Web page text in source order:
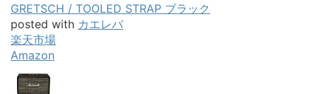
GRETSCH / TOOLED STRAP ブラック
posted with カエレバ
楽天市場
Amazon